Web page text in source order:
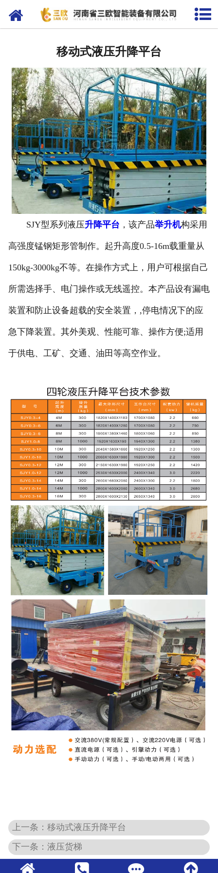
网站首页
登车桥
电动平车
起重机
举升机
卸车机
移动式液压升降平台
SJY型系列液压升降平台 ，该产品举升机构采用
高强度锰钢矩形管制作。起升高度0.5-16m载重量从
150kg-3000kg不等。在操作方式上，用户可根据自己
所需选择手、电门操作或无线遥控。本产品设有漏电
装置和防止设备超载的安全装置，,停电情况下的应
急下降装置。其外美观、性能可靠、操作方便;适用
于供电、工矿、交通、油田等高空作业。
上一条：移动式液压升降平台
下一条：液压货梯